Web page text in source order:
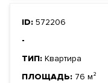
ID: 572206
-
ТИП: Квартира
ПЛОЩАДЬ: 76 м²